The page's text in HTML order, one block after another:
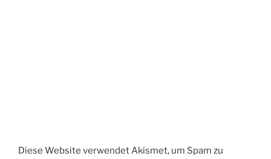
Diese Website verwendet Akismet, um Spam zu